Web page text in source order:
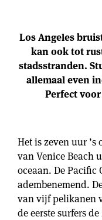
Los Angeles
kan ook tot
stadsstranden.
allemaal even
Perfect
Het is zeven uur
van Venice Beach
oceaan. De Pacific
adembenemend.
van vijf pelikanen
de eerste surfers